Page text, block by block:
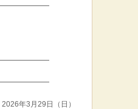
年3月29日（日）